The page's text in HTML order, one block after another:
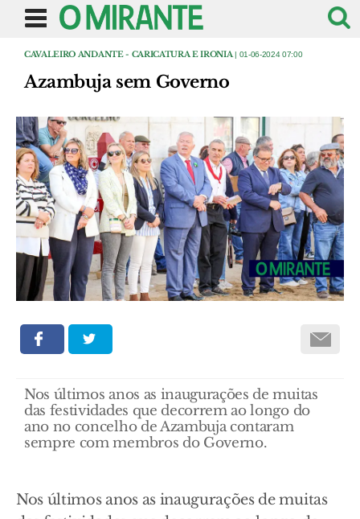
CAVALEIRO ANDANTE - CARICATURA E IRONIA | 01-06-2024 07:00
Azambuja sem Governo
Nos últimos anos as inaugurações de muitas
das festividades que decorrem ao longo do
ano no concelho de Azambuja contaram
sempre com membros do Governo.
Nos últimos anos as inaugurações de muitas